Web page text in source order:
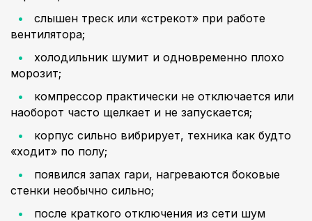
слышен треск или «стрекот» при работе
вентилятора;
холодильник шумит и одновременно плохо
морозит;
компрессор практически не отключается или
наоборот часто щелкает и не запускается;
корпус сильно вибрирует, техника как будто
«ходит» по полу;
появился запах гари, нагреваются боковые
стенки необычно сильно;
после краткого отключения из сети шум